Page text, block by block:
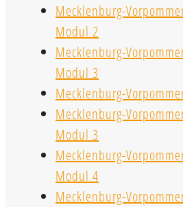
Mecklenburg-
Modul 2
Mecklenburg-
Modul 3
Mecklenburg-
Mecklenburg-
Modul 3
Mecklenburg-
Modul 4
Mecklenburg-